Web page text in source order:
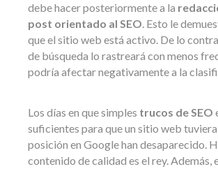
debe hacer posteriormente a la
post orientado al SEO. Esto le
que el sitio web está activo. De lo
de búsqueda lo rastreará con menos
podría afectar negativamente a la
Los días en que simples trucos de SEO
suficientes para que un sitio web tuviera
posición en Google han desaparecido.
contenido de calidad es el rey. Además,